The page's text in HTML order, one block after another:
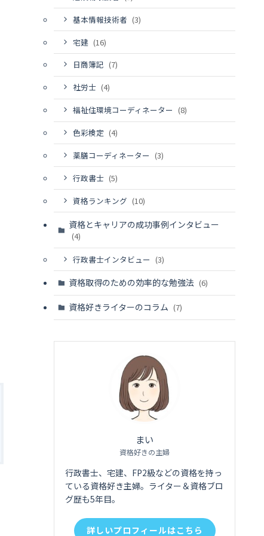
基本情報技術者 (3)
宅建 (16)
日商簿記 (7)
社労士 (4)
福祉住環境コーディネーター (8)
色彩検定 (4)
薬膳コーディネーター (3)
行政書士 (5)
資格ランキング (10)
資格とキャリアの成功事例インタビュー
(4)
行政書士インタビュー (3)
資格取得のための効率的な勉強法 (6)
資格好きライターのコラム (7)
まい
資格好きの主婦
行政書士、宅建、FP2級などの資格を持っ
ている資格好き主婦。ライター＆資格ブロ
グ歴も5年目。
詳しいプロフィールはこちら